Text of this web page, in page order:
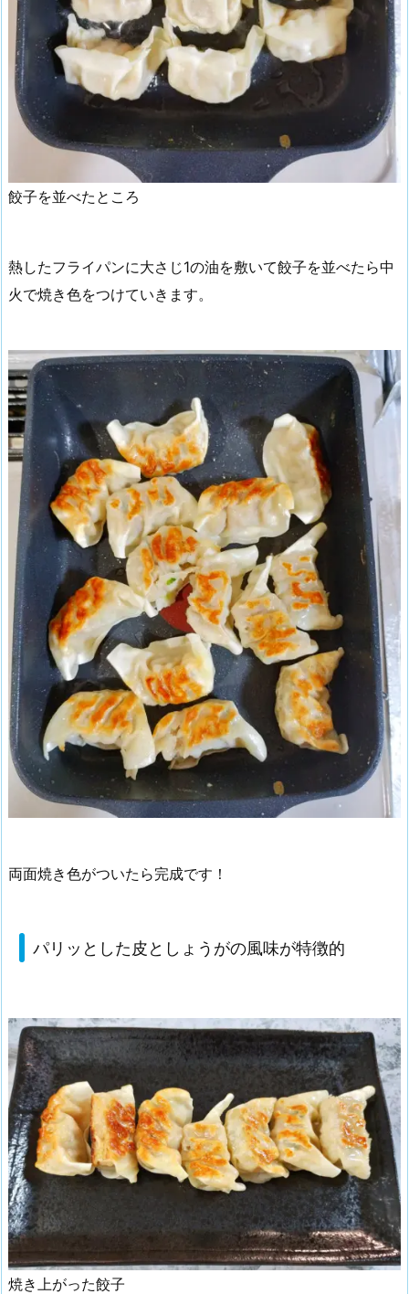
餃子を並べたところ
熱したフライパンに大さじ1の油を敷いて餃子を並べたら中
火で焼き色をつけていきます。
両面焼き色がついたら完成です！
パリッとした皮としょうがの風味が特徴的
焼き上がった餃子